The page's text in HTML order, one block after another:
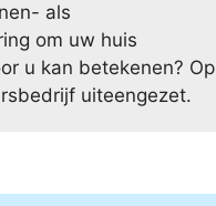
als
om uw huis
u kan betekenen? Op
uiteengezet.